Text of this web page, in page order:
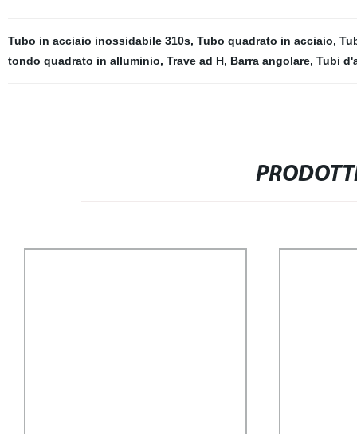
Tubo in acciaio inossidabile 310s, Tubo quadrato in acciaio,
tondo quadrato in alluminio, Trave ad H, Barra angolare, Tubi